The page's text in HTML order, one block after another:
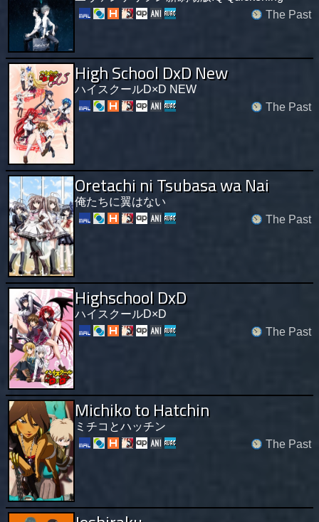
The Past
High School DxD New
ハイスクールD×D NEW
The Past
Oretachi ni Tsubasa wa Nai
俺たちに翼はない
The Past
Highschool DxD
ハイスクールD×D
The Past
Michiko to Hatchin
ミチコとハッチン
The Past